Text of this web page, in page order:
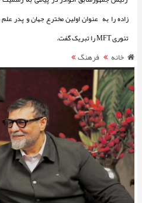
زاده را به عنوان اولین مخترع جهان و پدر
تئوری MFT را تبریک گفت.
خانه فرهنگ